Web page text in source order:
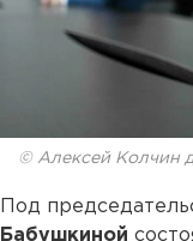
© Алексей Колчин
Под
Бабушкиной